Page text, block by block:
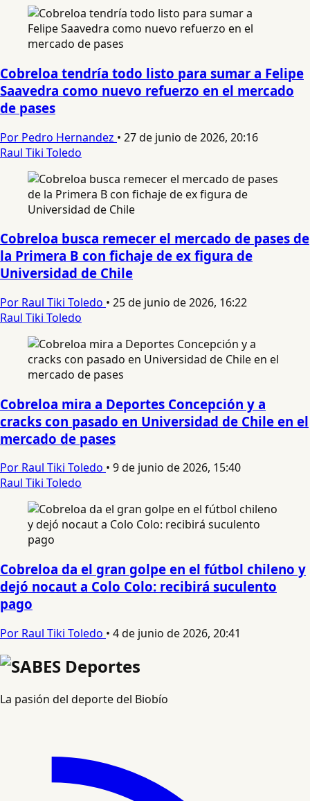
Cobreloa tendría todo listo para sumar a Felipe
Saavedra como nuevo refuerzo en el mercado
de pases
Por Pedro Hernandez • 27 de junio de 2026, 20:16
Raul Tiki Toledo
Cobreloa busca remecer el mercado de pases de
la Primera B con fichaje de ex figura de
Universidad de Chile
Por Raul Tiki Toledo • 25 de junio de 2026, 16:22
Raul Tiki Toledo
Cobreloa mira a Deportes Concepción y a
cracks con pasado en Universidad de Chile en el
mercado de pases
Por Raul Tiki Toledo • 9 de junio de 2026, 15:40
Raul Tiki Toledo
Cobreloa da el gran golpe en el fútbol chileno y
dejó nocaut a Colo Colo: recibirá suculento
pago
Por Raul Tiki Toledo • 4 de junio de 2026, 20:41
La pasión del deporte del Biobío